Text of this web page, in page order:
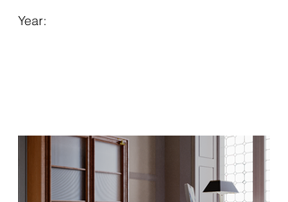
Year: